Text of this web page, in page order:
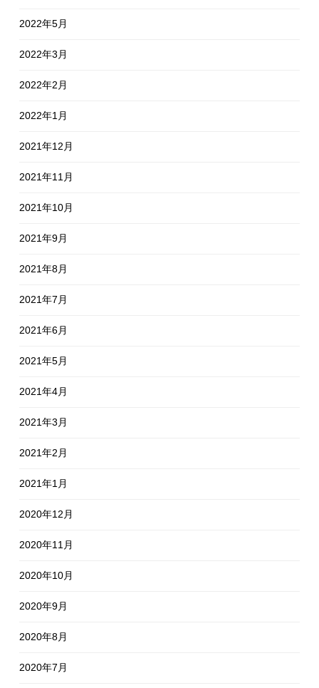
2022年5月
2022年3月
2022年2月
2022年1月
2021年12月
2021年11月
2021年10月
2021年9月
2021年8月
2021年7月
2021年6月
2021年5月
2021年4月
2021年3月
2021年2月
2021年1月
2020年12月
2020年11月
2020年10月
2020年9月
2020年8月
2020年7月